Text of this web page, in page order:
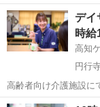
起床時の移動や排泄介
否確認、急変時の対応
ロアや居室の清掃、洗
高知 高知市
デ
時給
高知
円行
高齢者向け介護施設に
ろう・ストマ処置・機
高知 高知市